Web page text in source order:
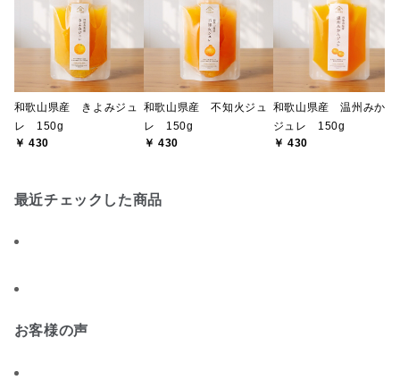
和歌山県産 きよみジュ
レ 150g
￥ 430
和歌山県産 不知火ジュ
レ 150g
￥ 430
和歌山県産 温州みかん
ジュレ 150g
￥ 430
最近チェックした商品
お客様の声